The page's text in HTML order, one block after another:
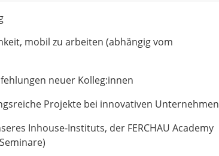
mobil zu arbeiten (abhängig vom
neuer Kolleg:innen
Projekte bei innovativen Unternehmen
Inhouse-Instituts, der FERCHAU Academy